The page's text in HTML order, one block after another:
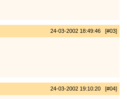
24-03-2002 18:49:46 [#03]
24-03-2002 19:10:20 [#04]